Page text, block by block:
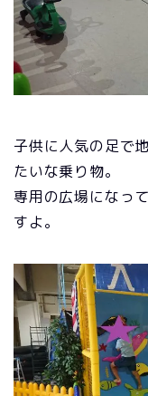
子供に人気の足で
たいな乗り物。
専用の広場になっ
すよ。